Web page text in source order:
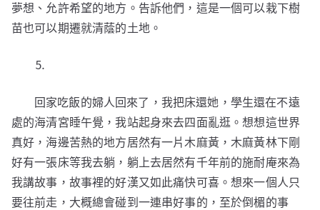
夢想、允許希望的地方。告訴他們，這是一個可以栽下樹
苗也可以期遷就清蔭的土地。
⒌
回家吃飯的婦人回來了，我把床還她，學生還在不遠
處的海清宮睡午覺，我站起身來去四面亂逛。想想這世界
真好，海邊苦熱的地方居然有一片木麻黃，木麻黃林下剛
好有一張床等我去躺，躺上去居然有千年前的施耐庵來為
我講故事，故事裡的好漢又如此痛快可喜。想來一個人只
要往前走，大概總會碰到一連串好事的，至於倒楣的事